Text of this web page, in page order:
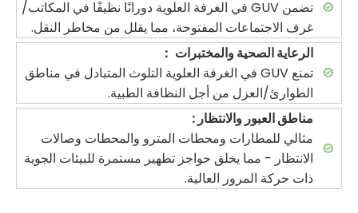
تضمن GUV في الغرفة العلوية دورانًا نظيفًا في المكاتب/
غرف الاجتماعات المفتوحة، مما يقلل من مخاطر النقل.
الرعاية الصحية والمختبرات ：
تمنع GUV في الغرفة العلوية التلوث المتبادل في مناطق
الطوارئ/العزل من أجل النظافة الطبية.
مناطق العبور والانتظار :
مثالي للمطارات ومحطات المترو والمحطات وصالات
الانتظار - مما يخلق حواجز تطهير مستمرة للبيئات الجوية
ذات حركة المرور العالية.